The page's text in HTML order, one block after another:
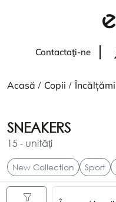
Copii
Accesorii
Contactaţi-ne
Acasă Copii
SNEAKERS
15- unități
New Collection Sport